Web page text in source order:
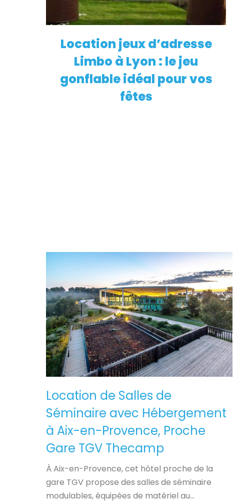
EN SAVOIR PLUS
Location jeux d’adresse
Limbo à Lyon : le jeu
gonflable idéal pour vos
fêtes
Location de Salles de
Séminaire avec Hébergement
à Aix-en-Provence, Proche
Gare TGV Thecamp
À Aix-en-Provence, cet hôtel proche de la
gare TGV propose des salles de séminaire
modulables, équipées de matériel au...